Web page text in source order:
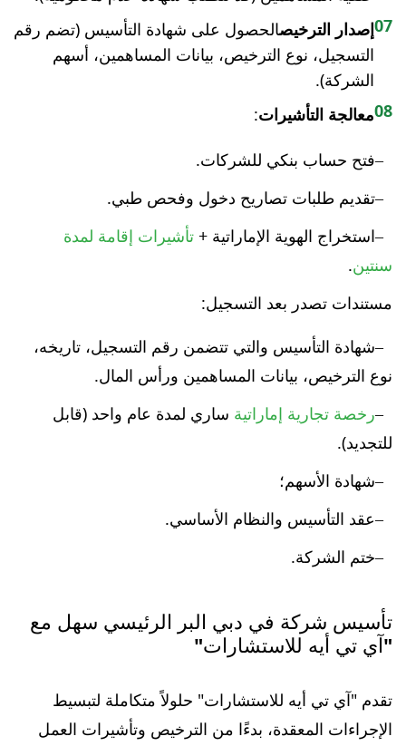
07إصدار الترخيصالحصول على شهادة التأسيس (تضم رقم
التسجيل، نوع الترخيص، بيانات المساهمين، أسهم
الشركة).
08معالجة التأشيرات:
فتح حساب بنكي للشركات.
تقديم طلبات تصاريح دخول وفحص طبي.
استخراج الهوية الإماراتية + تأشيرات إقامة لمدة
سنتين.
مستندات تصدر بعد التسجيل:
شهادة التأسيس والتي تتضمن رقم التسجيل، تاريخه،
نوع الترخيص، بيانات المساهمين ورأس المال.
رخصة تجارية إماراتية ساري لمدة عام واحد (قابل
للتجديد).
شهادة الأسهم؛
عقد التأسيس والنظام الأساسي.
ختم الشركة.
تأسيس شركة في دبي البر الرئيسي سهل مع
"آي تي أيه للاستشارات"
تقدم "آي تي أيه للاستشارات" حلولاً متكاملة لتبسيط
الإجراءات المعقدة، بدءًا من الترخيص وتأشيرات العمل